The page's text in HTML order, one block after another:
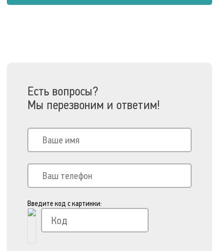
Есть вопросы?
Мы перезвоним и ответим!
Введите код с картинки: